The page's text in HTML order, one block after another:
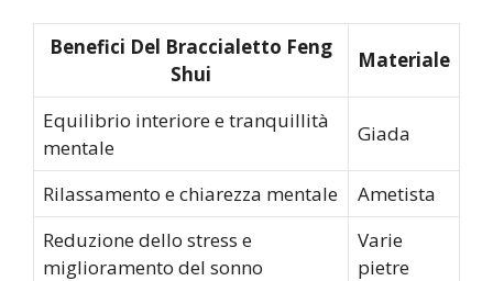
Benefici Del Braccialetto Feng
Shui
Materiale
Equilibrio interiore e tranquillità
mentale
Giada
Rilassamento e chiarezza mentale
Ametista
Reduzione dello stress e
miglioramento del sonno
Varie
pietre